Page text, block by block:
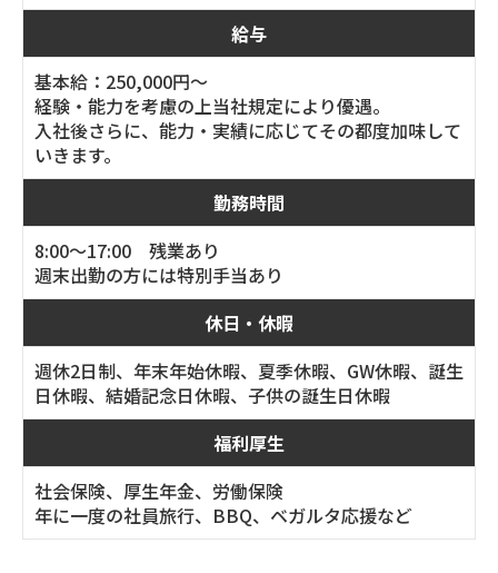
給与
基本給：250,000円～
経験・能力を考慮の上当社規定により優遇。
入社後さらに、能力・実績に応じてその都度加味して
いきます。
勤務時間
8:00～17:00 残業あり
週末出勤の方には特別手当あり
休日・休暇
週休2日制、年末年始休暇、夏季休暇、GW休暇、誕生
日休暇、結婚記念日休暇、子供の誕生日休暇
福利厚生
社会保険、厚生年金、労働保険
年に一度の社員旅行、BBQ、ベガルタ応援など